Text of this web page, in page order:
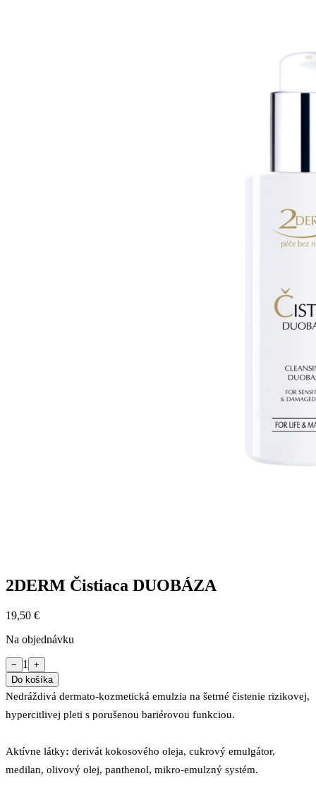
2DERM Čistiaca DUOBÁZA
19,50 €
Na objednávku
− 1
+
Do košíka
Nedráždivá dermato-kozmetická emulzia na šetrné čistenie rizikovej,
hypercitlivej pleti s porušenou bariérovou funkciou.
Aktívne látky: derivát kokosového oleja, cukrový emulgátor,
medilan, olivový olej, panthenol, mikro-emulzný systém.